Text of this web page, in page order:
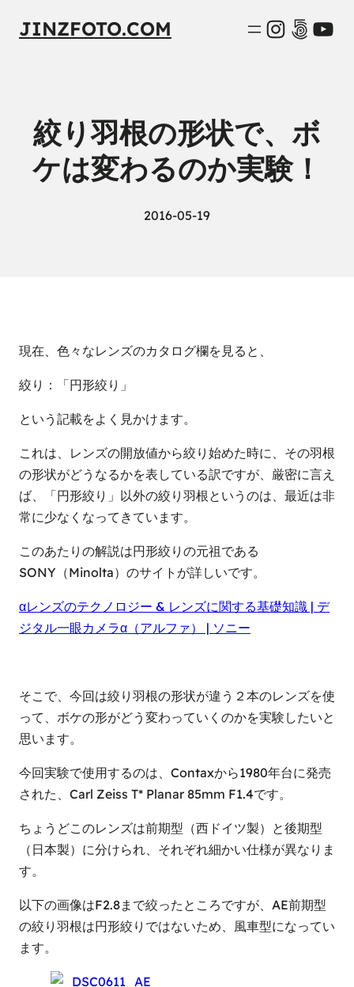
JINZFOTO.COM 500px
絞り羽根の形状で、ボ
ケは変わるのか実験！
2016-05-19
現在、色々なレンズのカタログ欄を見ると、
絞り：「円形絞り」
という記載をよく見かけます。
これは、レンズの開放値から絞り始めた時に、その羽根
の形状がどうなるかを表している訳ですが、厳密に言え
ば、「円形絞り」以外の絞り羽根というのは、最近は非
常に少なくなってきています。
このあたりの解説は円形絞りの元祖である
SONY（Minolta）のサイトが詳しいです。
αレンズのテクノロジー & レンズに関する基礎知識 | デ
ジタル一眼カメラα（アルファ） | ソニー
そこで、今回は絞り羽根の形状が違う２本のレンズを使
って、ボケの形がどう変わっていくのかを実験したいと
思います。
今回実験で使用するのは、Contaxから1980年台に発売
された、Carl Zeiss T* Planar 85mm F1.4です。
ちょうどこのレンズは前期型（西ドイツ製）と後期型
（日本製）に分けられ、それぞれ細かい仕様が異なりま
す。
以下の画像はF2.8まで絞ったところですが、AE前期型
の絞り羽根は円形絞りではないため、風車型になってい
ます。